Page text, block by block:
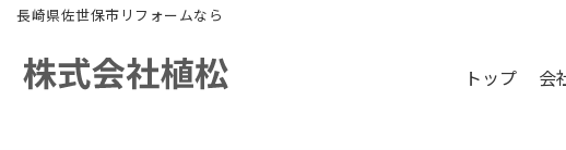
コ
ン
長崎県佐世保市リフォームなら
トップ 会